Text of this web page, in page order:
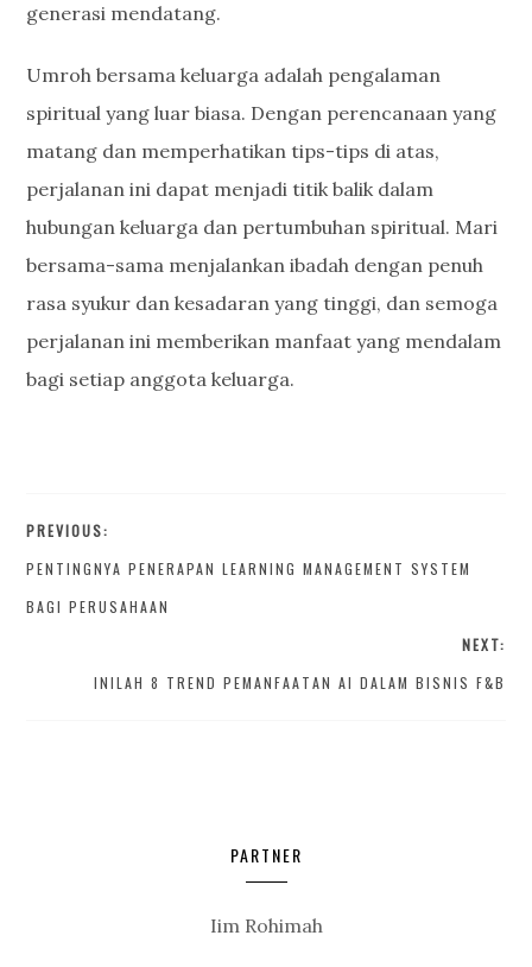
generasi mendatang.
Umroh bersama keluarga adalah pengalaman
spiritual yang luar biasa. Dengan perencanaan yang
matang dan memperhatikan tips-tips di atas,
perjalanan ini dapat menjadi titik balik dalam
hubungan keluarga dan pertumbuhan spiritual. Mari
bersama-sama menjalankan ibadah dengan penuh
rasa syukur dan kesadaran yang tinggi, dan semoga
perjalanan ini memberikan manfaat yang mendalam
bagi setiap anggota keluarga.
PREVIOUS:
PENTINGNYA PENERAPAN LEARNING MANAGEMENT SYSTEM
BAGI PERUSAHAAN
NEXT:
INILAH 8 TREND PEMANFAATAN AI DALAM BISNIS F&B
PARTNER
Iim Rohimah